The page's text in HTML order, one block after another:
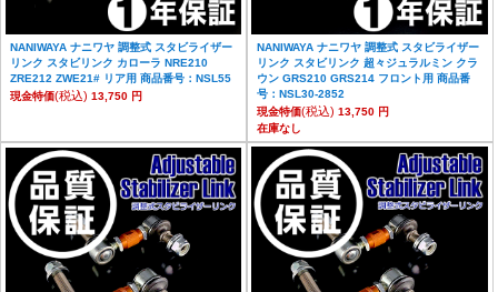
NANIWAYA ナニワヤ 調整式 スタビライザー
リンク スタビリンク カローラ NRE210
ZRE212 ZWE21# リア用 商品番号：NSL55
現金特価(税込) 13,750 円
NANIWAYA ナニワヤ 調整式 スタビライザー
リンク スタビリンク 超々ジュラルミン クラ
ウン GRS210 GRS214 フロント用 商品番
号：NSL30-2852
現金特価(税込) 13,750 円
在庫なし